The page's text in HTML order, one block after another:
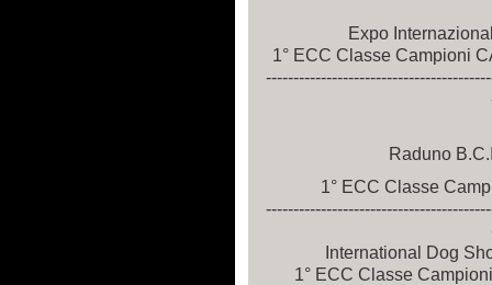
Expo
1° ECC Classe Campioni
Raduno
1° ECC Classe
International Dog
1° ECC Classe